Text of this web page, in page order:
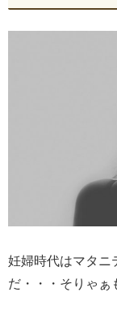
妊婦時代はマタニ
だ・・・そりゃぁ